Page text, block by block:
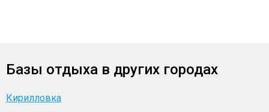
Базы отдыха в других городах
Кирилловка